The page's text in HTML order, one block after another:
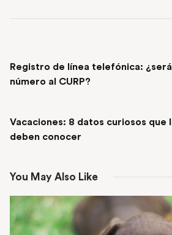
Registro de línea telefónica:
número al CURP?
Vacaciones: 8 datos curiosos que
deben conocer
You May Also Like